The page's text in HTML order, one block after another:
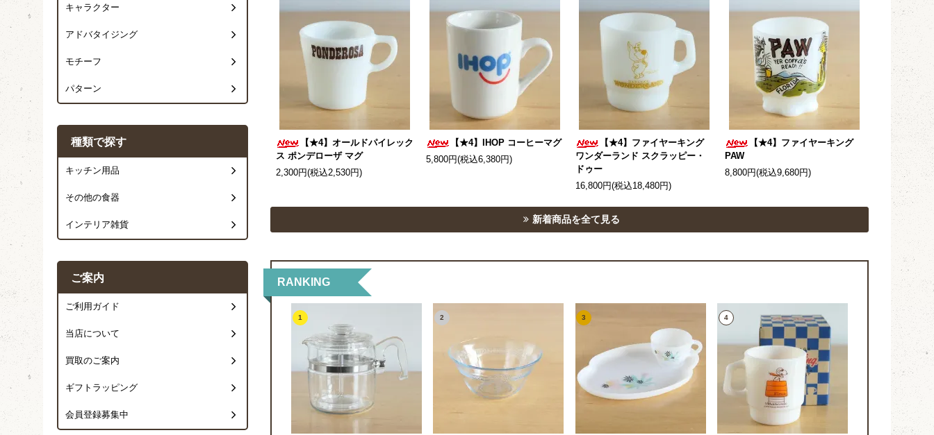
【★4】オールドパイレック
ス ポンデローザ マグ
2,300円(税込2,530円)
【★4】IHOP コーヒーマグ
5,800円(税込6,380円)
【★4】ファイヤーキング
ワンダーランド スクラッピー・
ドゥー
16,800円(税込18,480円)
【★4】ファイヤーキング
PAW
8,800円(税込9,680円)
新着商品を全て見る
RANKING
1 2 3 4
キャラクター
アドバタイジング
モチーフ
パターン
種類で探す
キッチン用品
その他の食器
インテリア雑貨
ご案内
ご利用ガイド
当店について
買取のご案内
ギフトラッピング
会員登録募集中